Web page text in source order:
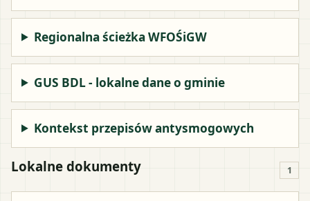
Regionalna ścieżka WFOŚiGW
GUS BDL - lokalne dane o gminie
Kontekst przepisów antysmogowych
Lokalne dokumenty 1